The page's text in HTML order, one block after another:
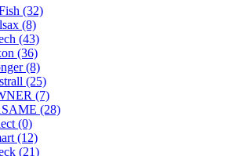
(32)
(8)
(43)
(36)
(8)
(25)
(7)
(28)
(0)
(12)
(21)